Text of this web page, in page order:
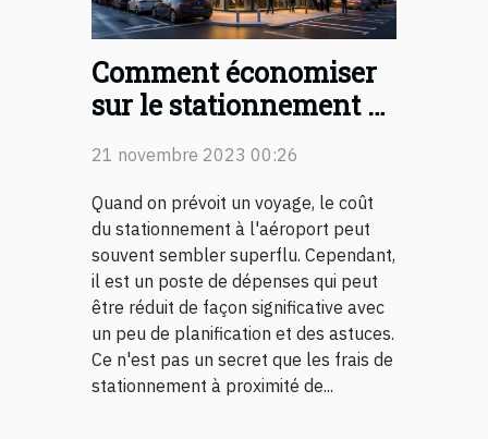
Comment économiser
sur le stationnement à
proximité de l'aéroport
de Nantes
21 novembre 2023 00:26
Quand on prévoit un voyage, le coût
du stationnement à l'aéroport peut
souvent sembler superflu. Cependant,
il est un poste de dépenses qui peut
être réduit de façon significative avec
un peu de planification et des astuces.
Ce n'est pas un secret que les frais de
stationnement à proximité de...